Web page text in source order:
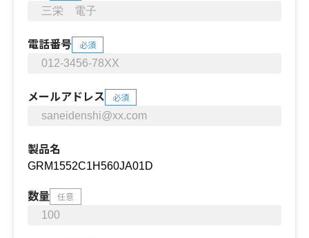
電話番号 必須
メールアドレス 必須
製品名
数量 任意